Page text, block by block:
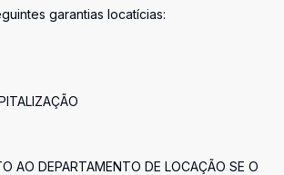
garantias locatícias:
AO DEPARTAMENTO DE LOCAÇÃO SE O